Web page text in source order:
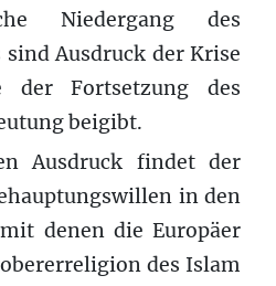
Niedergang des
sind Ausdruck der Krise
Fortsetzung des
beigibt.
Ausdruck findet der
in den
denen die Europäer
des Islam